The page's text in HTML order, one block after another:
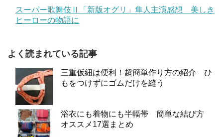
スーパー歌舞伎Ⅱ「新版オグリ」隼人主演感想 美しき
ヒーローの物語に
よく読まれている記事
三重仮紐は便利！超簡単作り方の紹介 ひ
もをつけずにゴムだけを縫う
浴衣にも着物にも半幅帯 簡単な結び方
オススメ17選まとめ